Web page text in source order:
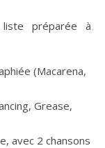
préparée à
(Macarena,
Grease,
avec 2 chansons